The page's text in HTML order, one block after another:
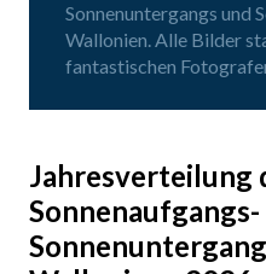
Sonnenuntergangs und
Wallonien. Alle Bilder
fantastischen
Jahresverteilung
Sonnenaufgangs-